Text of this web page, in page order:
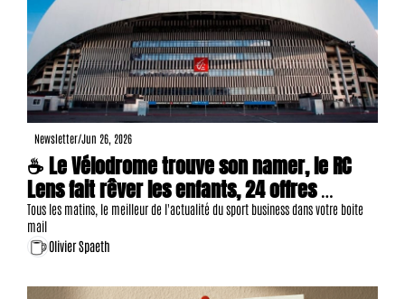
Newsletter/Jun 26, 2026
☕ Le Vélodrome trouve son namer, le RC
Lens fait rêver les enfants, 24 offres
d'emploi, etc.
Tous les matins, le meilleur de l'actualité du sport business dans votre boite
mail
Olivier Spaeth